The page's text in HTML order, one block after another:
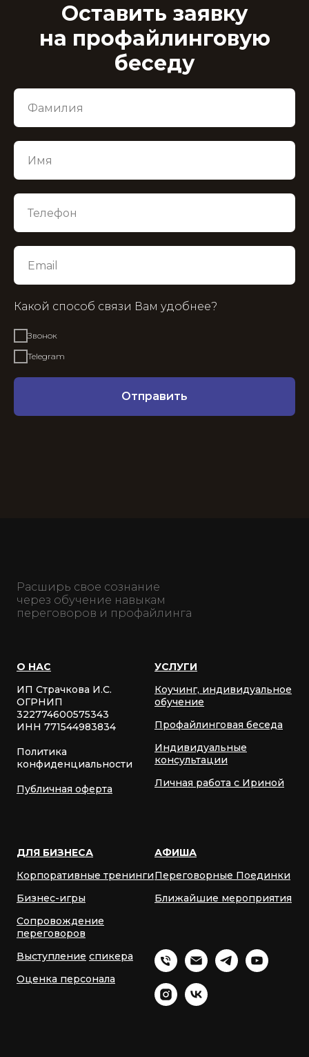
Оставить заявку
на профайлинговую
беседу
Какой способ связи Вам удобнее?
Звонок
Telegram
Отправить
Расширь свое сознание
через обучение навыкам
переговоров и профайлинга
О НАС
ИП Страчкова И.С.
ОГРНИП
322774600575343
ИНН 771544983834
Политика
конфиденциальности
Публичная оферта
УСЛУГИ
Коучинг, индивидуальное
обучение
Профайлинговая беседа
Индивидуальные
консультации
Личная работа с Ириной
ДЛЯ БИЗНЕСА
Корпоративные тренинги
Бизнес-игры
Сопровождение
переговоров
Выступление спикера
Оценка персонала
АФИША
Переговорные Поединки
Ближайшие мероприятия